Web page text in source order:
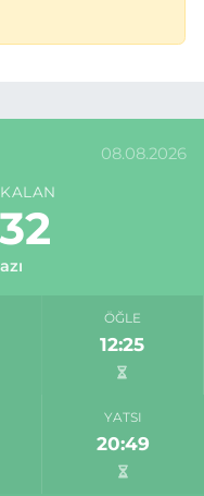
08.08.2026
ÖĞLE
12:25
YATSI
20:49